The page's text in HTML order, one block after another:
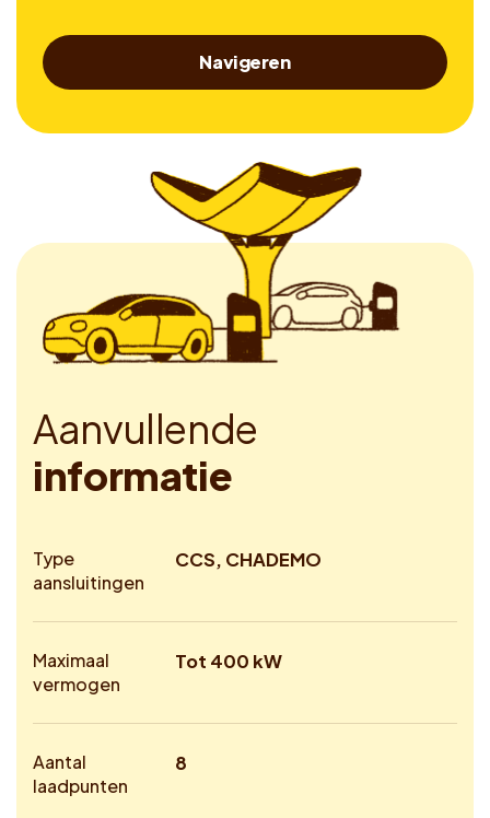
Navigeren
Aanvullende
informatie
Type
aansluitingen
CCS, CHADEMO
Maximaal
vermogen
Tot 400 kW
Aantal
laadpunten
8